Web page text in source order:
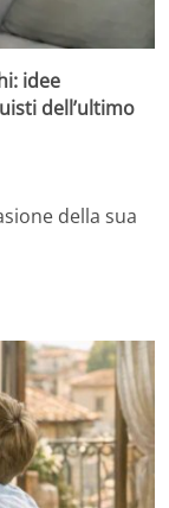
idee
dell’ultimo
della sua